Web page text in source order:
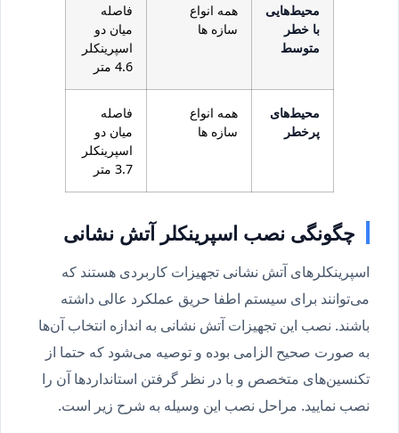
محیط‌هایی
با خطر
متوسط
همه انواع
سازه ها
فاصله
میان دو
اسپرینکلر
4.6 متر
محیط‌های
پرخطر
همه انواع
سازه ها
فاصله
میان دو
اسپرینکلر
3.7 متر
چگونگی نصب اسپرینکلر آتش نشانی
اسپرینکلرهای آتش نشانی تجهیزات کاربردی هستند که
می‌توانند برای سیستم اطفا حریق عملکرد عالی داشته
باشند. نصب این تجهیزات آتش نشانی به اندازه انتخاب آن‌ها
به صورت صحیح الزامی بوده و توصیه می‌شود که حتما از
تکنسین‌های متخصص و با در نظر گرفتن استانداردها آن را
نصب نمایید. مراحل نصب این وسیله به شرح زیر است.